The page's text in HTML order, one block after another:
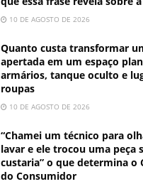
10 DE AGOSTO DE 2026
Quanto custa transformar
apertada em um espaço
armários, tanque oculto e
roupas
10 DE AGOSTO DE 2026
“Chamei um técnico para
lavar e ele trocou uma peça
custaria” o que determina o
do Consumidor